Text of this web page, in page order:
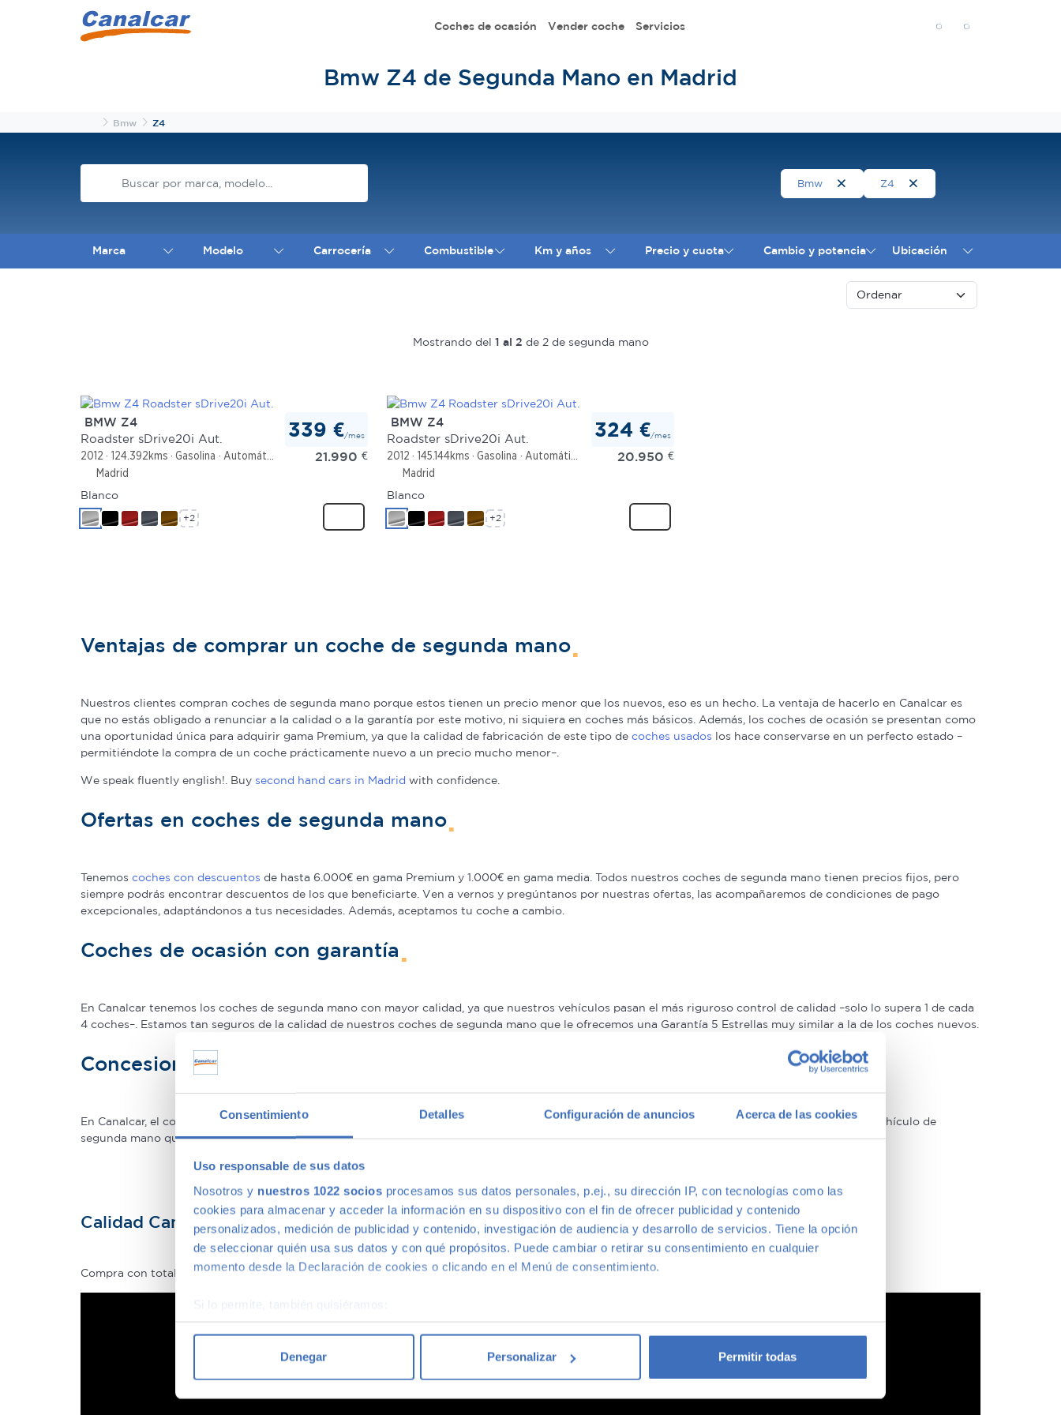
Consentimiento Detalles Configuración de anuncios Acerca de las cookies
Uso responsable de sus datos
Nosotros y nuestros 1022 socios procesamos sus datos personales, p.ej., su dirección IP, con tecnologías como las
cookies para almacenar y acceder la información en su dispositivo con el fin de ofrecer publicidad y contenido
personalizados, medición de publicidad y contenido, investigación de audiencia y desarrollo de servicios. Tiene la opción
de seleccionar quién usa sus datos y con qué propósitos. Puede cambiar o retirar su consentimiento en cualquier
momento desde la Declaración de cookies o clicando en el Menú de consentimiento.
Si lo permite, también quisiéramos:
Recopilar información sobre su ubicación geográfica que puede tener una precisión de varios metros
Obtenga más información sobre cómo se procesan sus datos personales y establezca sus preferencias en la
Denegar Personalizar Permitir todas
Coches de ocasión Vender coche Servicios
Bmw Z4 de Segunda Mano en Madrid
InicioBmw Z4
Bmw Z4
Marca Modelo Carrocería Combustible Km y años Precio y cuota Cambio y potencia Ubicación
Mostrando del 1 al 2 de 2 de segunda mano
BMW Z4
Roadster sDrive20i Aut.
2012 124.392kms Gasolina
Automático
Madrid
339 €/mes
21.990 €
Blanco
+2
BMW Z4
Roadster sDrive20i Aut.
2012 145.144kms Gasolina
Automático
Madrid
324 €/mes
20.950 €
Blanco
+2
Ventajas de comprar un coche de segunda mano
Nuestros clientes compran coches de segunda mano porque estos tienen un precio menor que los nuevos, eso es un hecho. La ventaja de hacerlo en Canalcar es
que no estás obligado a renunciar a la calidad o a la garantía por este motivo, ni siquiera en coches más básicos. Además, los coches de ocasión se presentan como
una oportunidad única para adquirir gama Premium, ya que la calidad de fabricación de este tipo de coches usados los hace conservarse en un perfecto estado –
permitiéndote la compra de un coche prácticamente nuevo a un precio mucho menor–.
We speak fluently english!. Buy second hand cars in Madrid with confidence.
Ofertas en coches de segunda mano
Tenemos coches con descuentos de hasta 6.000€ en gama Premium y 1.000€ en gama media. Todos nuestros coches de segunda mano tienen precios fijos, pero
siempre podrás encontrar descuentos de los que beneficiarte. Ven a vernos y pregúntanos por nuestras ofertas, las acompañaremos de condiciones de pago
excepcionales, adaptándonos a tus necesidades. Además, aceptamos tu coche a cambio.
Coches de ocasión con garantía
En Canalcar tenemos los coches de segunda mano con mayor calidad, ya que nuestros vehículos pasan el más riguroso control de calidad –solo lo supera 1 de cada
4 coches–. Estamos tan seguros de la calidad de nuestros coches de segunda mano que le ofrecemos una Garantía 5 Estrellas muy similar a la de los coches nuevos.
Concesionario de ocasión multimarca
En Canalcar, el concesionario de coches de ocasión más grande de Madrid, disponemos de una gran variedad de marcas y modelos. Encuentra el vehículo de
segunda mano que mejor se adapte a tus necesidades, con la mejor relación calidad-precio. O si lo prefieres, ven a vernos y te aconsejamos.
Calidad Canalcar
Compra con total tranquilidad, sólo 1 de cada 4 coches acaba siendo un coche Canalcar.Saber más.